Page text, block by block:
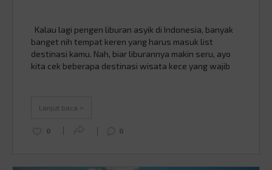
Kalau lagi pengen liburan asyik di Indonesia, banyak
banget nih tempat keren yang harus masuk list
destinasi kamu. Nah, biar liburannya makin seru, ayo
kita cek beberapa destinasi wisata kece yang wajib
Continued
Lanjut baca >
0 0